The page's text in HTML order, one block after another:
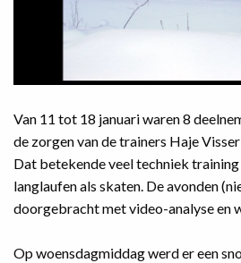
Van 11 tot 18 januari waren 8
de zorgen van de trainers Haje
Dat betekende veel techniek
langlaufen als skaten. De avonden
doorgebracht met video-analyse en
Op woensdagmiddag werd er een